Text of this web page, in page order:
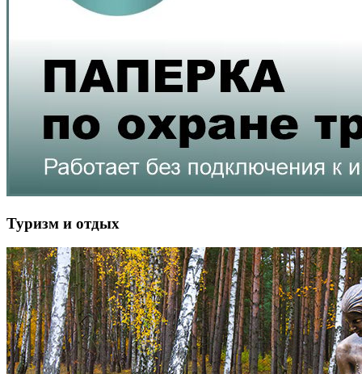
Туризм и отдых